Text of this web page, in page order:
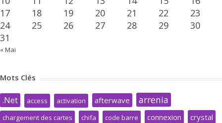
17
18 19 20 21 22
23
24
25 26 27 28 29
30
31
« Mai
Mots Clés
.Net access activation afterwave arrenia
chargement des cartes chifa code barre connexion crystal